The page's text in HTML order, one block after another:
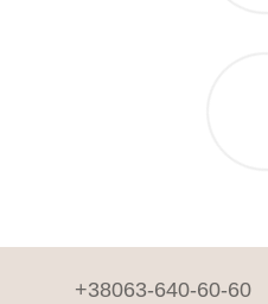
+38063-640-60-60